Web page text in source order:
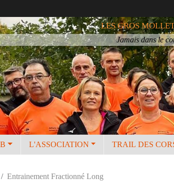
LES GROS
Jamais dans le
L'ASSOCIATION TRAIL DES
Entrainement Fractionné Long